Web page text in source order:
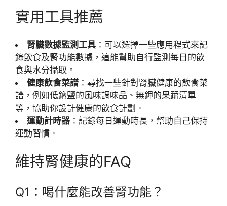
實用工具推薦
腎臟數據監測工具 ：可以選擇一些應用程式來記
錄飲食及腎功能數據，這能幫助自行監測每日的飲
食與水分攝取。
健康飲食菜譜 ：尋找一些針對腎臟健康的飲食菜
譜，例如低鈉鹽的風味調味品、無鉀的果蔬清單
等，協助你設計健康的飲食計劃。
運動計時器 ：記錄每日運動時長，幫助自己保持
運動習慣。
維持腎健康的FAQ
Q1：喝什麼能改善腎功能？